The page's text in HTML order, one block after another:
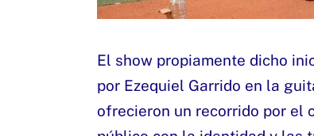
El show propiamente dicho
por Ezequiel Garrido en la
ofrecieron un recorrido por el